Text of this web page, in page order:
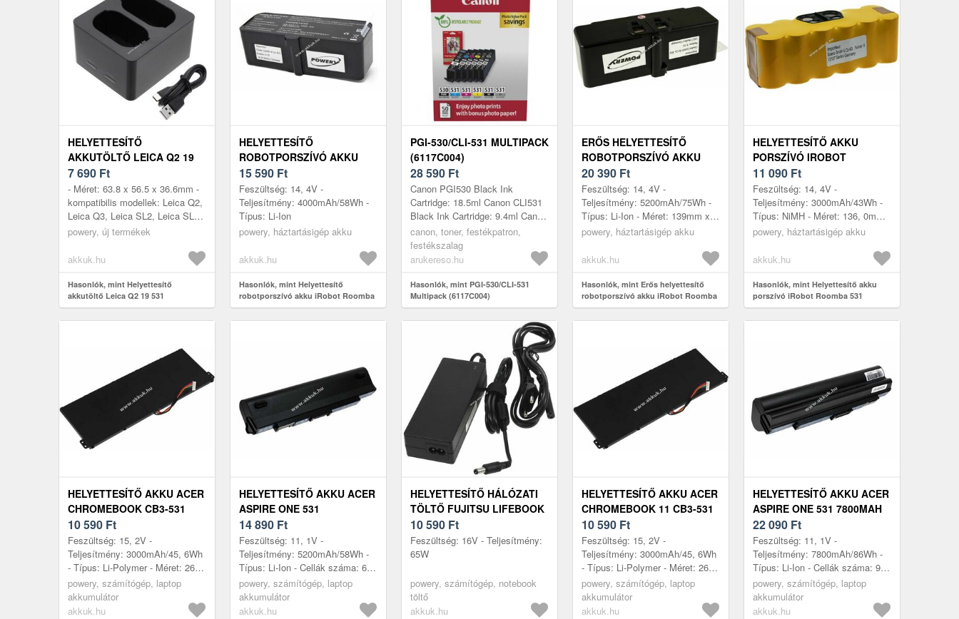
HELYETTESÍTŐ
AKKUTÖLTŐ LEICA Q2 19
531
7 690 Ft
- Méret: 63.8 x 56.5 x 36.6mm -
kompatibilis modellek: Leica Q2,
Leica Q3, Leica SL2, Leica SL2S
- kompatibilis típusok: Leica 19
powery, új termékek
akkuk.hu
Hasonlók, mint Helyettesítő
akkutöltő Leica Q2 19 531
HELYETTESÍTŐ
ROBOTPORSZÍVÓ AKKU
IROBOT ROOMBA 531
15 590 Ft
Feszültség: 14, 4V -
Teljesítmény: 4000mAh/58Wh -
Típus: Li-Ion
powery, háztartásigép akku
akkuk.hu
Hasonlók, mint Helyettesítő
robotporszívó akku iRobot Roomba
531
PGI-530/CLI-531 MULTIPACK
(6117C004)
28 590 Ft
Canon PGI530 Black Ink
Cartridge: 18.5ml Canon CLI531
Black Ink Cartridge: 9.4ml Canon
CLI531 Cyan Ink Cartridge: 8.2ml
Canon CLI531 Magenta Ink Ca...
canon, toner, festékpatron,
festékszalag
arukereso.hu
Hasonlók, mint PGI-530/CLI-531
Multipack (6117C004)
ERŐS HELYETTESÍTŐ
ROBOTPORSZÍVÓ AKKU
IROBOT ROOMBA 531
20 390 Ft
Feszültség: 14, 4V -
Teljesítmény: 5200mAh/75Wh -
Típus: Li-Ion - Méret: 139mm x
53mm x 47mm
powery, háztartásigép akku
akkuk.hu
Hasonlók, mint Erős helyettesítő
robotporszívó akku iRobot Roomba
531
HELYETTESÍTŐ AKKU
PORSZÍVÓ IROBOT
ROOMBA 531 (3000MAH )
11 090 Ft
Feszültség: 14, 4V -
Teljesítmény: 3000mAh/43Wh -
Típus: NiMH - Méret: 136, 0mm
x 46, 0mm x 45, 0mm
powery, háztartásigép akku
akkuk.hu
Hasonlók, mint Helyettesítő akku
porszívó iRobot Roomba 531
(3000mAh )
HELYETTESÍTŐ AKKU ACER
CHROMEBOOK CB3-531
10 590 Ft
Feszültség: 15, 2V -
Teljesítmény: 3000mAh/45, 6Wh
- Típus: Li-Polymer - Méret: 260,
7mm x 88, 3mm x 5, 3mm
powery, számítógép, laptop
akkumulátor
akkuk.hu
HELYETTESÍTŐ AKKU ACER
ASPIRE ONE 531
14 890 Ft
Feszültség: 11, 1V -
Teljesítmény: 5200mAh/58Wh -
Típus: Li-Ion - Cellák száma: 6 -
Méret: 203, 00mm x 47, 60mm x
25, 50mm
powery, számítógép, laptop
akkumulátor
akkuk.hu
HELYETTESÍTŐ HÁLÓZATI
TÖLTŐ FUJITSU LIFEBOOK
531
10 590 Ft
Feszültség: 16V - Teljesítmény:
65W
powery, számítógép, notebook
töltő
akkuk.hu
HELYETTESÍTŐ AKKU ACER
CHROMEBOOK 11 CB3-531
10 590 Ft
Feszültség: 15, 2V -
Teljesítmény: 3000mAh/45, 6Wh
- Típus: Li-Polymer - Méret: 260,
7mm x 88, 3mm x 5, 3mm
powery, számítógép, laptop
akkumulátor
akkuk.hu
HELYETTESÍTŐ AKKU ACER
ASPIRE ONE 531 7800MAH
22 090 Ft
Feszültség: 11, 1V -
Teljesítmény: 7800mAh/86Wh -
Típus: Li-Ion - Cellák száma: 9 -
Méret: 203, 03mm x 55, 42mm x
49, 95mm
powery, számítógép, laptop
akkumulátor
akkuk.hu